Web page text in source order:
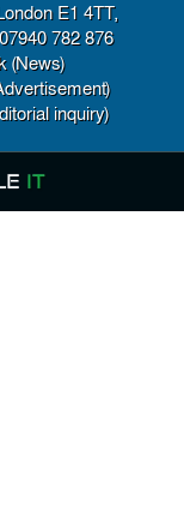
E1 4TT,
782 876
(News)
inquiry)